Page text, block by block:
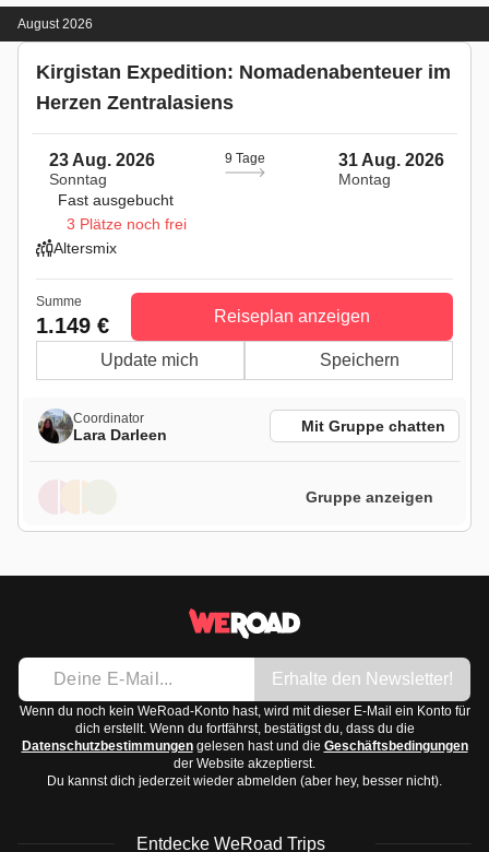
August 2026
Kirgistan Expedition: Nomadenabenteuer im
Herzen Zentralasiens
23 Aug. 2026
Sonntag
9 Tage 31 Aug. 2026
Montag
Fast ausgebucht
3 Plätze noch frei
Altersmix
Summe
1.149 € Reiseplan anzeigen
Update mich Speichern
Coordinator
Lara Darleen Mit Gruppe chatten
Gruppe anzeigen
Erhalte den Newsletter!
Wenn du noch kein WeRoad-Konto hast, wird mit dieser E-Mail ein Konto für
dich erstellt. Wenn du fortfährst, bestätigst du, dass du die
Datenschutzbestimmungengelesen hast und die Geschäftsbedingungen
der Website akzeptierst.
Du kannst dich jederzeit wieder abmelden (aber hey, besser nicht).
Entdecke WeRoad Trips